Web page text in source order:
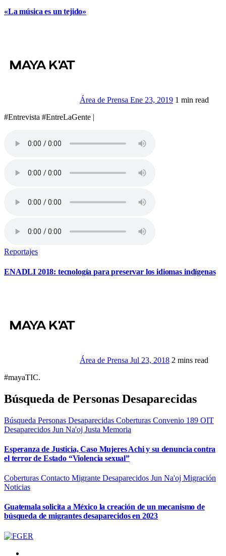
«La música es un tejido»
Área de Prensa Ene 23, 2019 1 min read
#Entrevista #EntreLaGente |
Reportajes
ENADLI 2018: tecnología para preservar los idiomas indígenas
Área de Prensa Jul 23, 2018 2 mins read
#mayaTIC.
Búsqueda de Personas Desaparecidas
Búsqueda Personas Desaparecidas Coberturas Convenio 189 OIT
Desaparecidos Jun Na'oj Justa Memoria
Esperanza de Justicia, Caso Mujeres Achi y su denuncia contra
el terror de Estado “Violencia sexual”
Coberturas Contacto Migrante Desaparecidos Jun Na'oj Migración
Noticias
Guatemala solicita a México la creación de un mecanismo de
búsqueda de migrantes desaparecidos en 2023